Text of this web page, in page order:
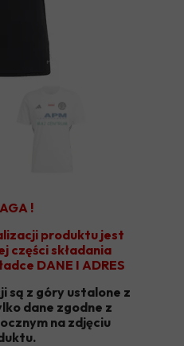
!
produktu jest
części składania
DANE I ADRES
są z góry ustalone z
dane zgodne z
na zdjęciu